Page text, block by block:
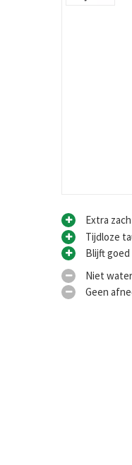
Extra
Tijdloze
Blijft
Niet
Geen